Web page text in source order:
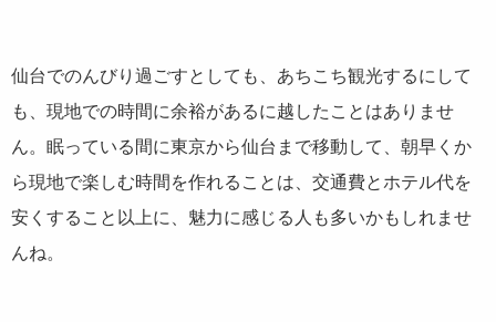
仙台でのんびり過ごすとしても、あちこち観光するにして
も、現地での時間に余裕があるに越したことはありませ
ん。眠っている間に東京から仙台まで移動して、朝早くか
ら現地で楽しむ時間を作れることは、交通費とホテル代を
安くすること以上に、魅力に感じる人も多いかもしれませ
んね。